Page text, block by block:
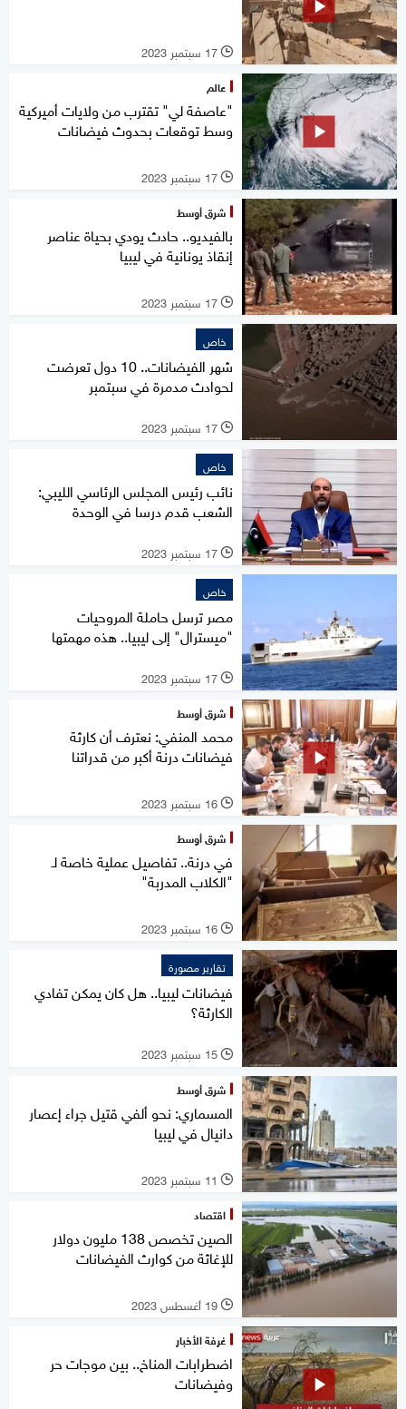
l 17 سبتمبر 2023
عالم
"عاصفة لي" تقترب من ولايات أميركية
وسط توقعات بحدوث فيضانات
l 17 سبتمبر 2023
شرق أوسط
بالفيديو.. حادث يودي بحياة عناصر
إنقاذ يونانية في ليبيا
l 17 سبتمبر 2023
خاص
شهر الفيضانات.. 10 دول تعرضت
لحوادث مدمرة في سبتمبر
l 17 سبتمبر 2023
خاص
نائب رئيس المجلس الرئاسي الليبي:
الشعب قدم درسا في الوحدة
l 17 سبتمبر 2023
خاص
مصر ترسل حاملة المروحيات
"ميسترال" إلى ليبيا.. هذه مهمتها
l 17 سبتمبر 2023
شرق أوسط
محمد المنفي: نعترف أن كارثة
فيضانات درنة أكبر من قدراتنا
l 16 سبتمبر 2023
شرق أوسط
في درنة.. تفاصيل عملية خاصة لـ
"الكلاب المدربة"
l 16 سبتمبر 2023
تقارير مصورة
فيضانات ليبيا.. هل كان يمكن تفادي
الكارثة؟
l 15 سبتمبر 2023
شرق أوسط
المسماري: نحو ألفي قتيل جراء إعصار
دانيال في ليبيا
l 11 سبتمبر 2023
اقتصاد
الصين تخصص 138 مليون دولار
للإغاثة من كوارث الفيضانات
l 19 أغسطس 2023
غرفة الأخبار
اضطرابات المناخ.. بين موجات حر
وفيضانات